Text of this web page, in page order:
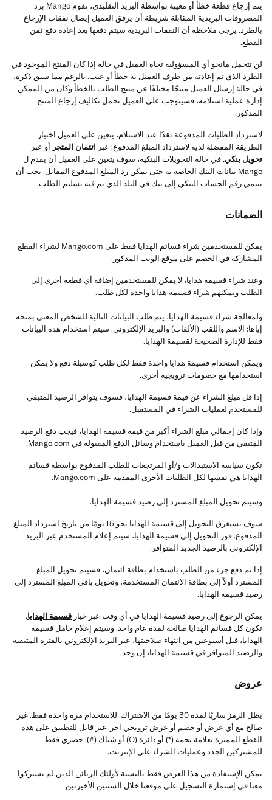
يتم إرجاع قطعة خطأ أو معيبة بواسطة البريد التقليدي، تقوم Mango برد
المصروفات البريدية المقابلة شريطة أن يرفق العميل إيصال نفقات الإرجاع
بالطرد. يرجى ملاحظة أن النفقات البريدية سيتم دفعها بعد إعادة دفع ثمن
القطع.
لن تتحمل مانجو أي المسؤولية تجاه العميل في حالة إذا كان المنتج الموجود في
الطرد الذي تم إعادته من طرف العميل به خطأ أو عيب. بالرغم مما سبق ذكره،
في حالة إرسال العميل منتجًا مختلفًا عن منتج الطلب بالخطأ وكان من الممكن
إدارة عملية استلامه، فسيتوجب على العميل تحمل تكاليف إرجاع المنتج
المذكور.
لاسترداد الطلبات المدفوعة نقدًا عند الاستلام، يتعين على العميل اختيار
الطريقة المفضلة لديه لاسترداد المبلغ المدفوع: عبر ائتمان المتجر أو عبر
تحويل بنكي.في حالة التحويلات البنكية، سوف يتعين على العميل أن يقدم ل
Mango بيانات البنك الخاصة به حتى يمكن رد المبلغ المدفوع المقابل. يجب أن
ينتمي رقم الحساب البنكي إلى بنك في البلد الذي تم فيه تسليم الطلب.
الضمانات
يمكن للمستخدمين شراء قسائم الهدايا فقط على Mango.com لشراء القطع
المشاركة في الخصم على موقع الويب المذكور.
وعند شراء قسيمة هدايا، لا يمكن للمستخدمين إضافة أي قطعة أخرى إلى
الطلب ويمكنهم شراء قسيمة هدايا واحدة لكل طلب.
ولمعالجة شراء قسيمة الهدايا، يتم طلب البيانات التالية للشخص المعني بمنحه
إياها: الاسم واللقب (الألقاب) والبريد الإلكتروني. سيتم استخدام هذه البيانات
فقط للإدارة الصحيحة لقسيمة الهدايا.
ويمكن استخدام قسيمة هدايا واحدة فقط لكل طلب كوسيلة دفع ولا يمكن
استخدامها مع خصومات ترويجية أخرى.
إذا قل مبلغ الشراء عن قيمة قسيمة الهدايا، فسوف يتوافر الرصيد المتبقي
للمستخدم لعمليات الشراء في المستقبل.
وإذا كان إجمالي مبلغ الشراء أكبر من قيمة قسيمة الهدايا، فيجب دفع الرصيد
المتبقي من قبل العميل باستخدام وسائل الدفع المقبولة في Mango.com.
تكون سياسة الاستبدالات و/أو المرتجعات للطلب المدفوع بواسطة قسائم
الهدايا هي نفسها لكل الطلبات الأخرى المقدمة على Mango.com.
وسيتم تحويل المبلغ المسترد إلى رصيد قسيمة الهدايا.
سوف يستغرق التحويل إلى قسيمة الهدايا نحو 15 يومًا من تاريخ استرداد المبلغ
المدفوع. فور التحويل إلى قسيمة الهدايا، سيتم إعلام المستخدم عبر البريد
الإلكتروني بالرصيد الجديد المتوافر.
إذا تم دفع جزء من الطلب باستخدام بطاقة ائتمان، فسيتم تحويل المبلغ
المسترد أولاً إلى بطاقة الائتمان المستخدمة، وتحويل باقي المبلغ المسترد إلى
رصيد قسيمة الهدايا.
يمكن الرجوع إلى رصيد قسيمة الهدايا في أي وقت عبر خيار قسيمة الهدايا.
تكون كل قسائم الهدايا صالحة لمدة عام واحد. وسيتم إعلام حامل قسيمة
الهدايا، قبل أسبوعين من انتهاء صلاحيتها، عبر البريد الإلكتروني بالفترة المتبقية
والرصيد المتوافر في قسيمة الهدايا، إن وجد.
عروض
يظل الرمز ساريًا لمدة 30 يومًا من الاشتراك. للاستخدام مرة واحدة فقط. غير
صالح مع أي عرض أو خصم أو عرض ترويجي آخر. غير قابل للتطبيق على هذه
القطع المميزة بعلامة نجمة (*) أو دائرة (O) أو شباك (#). حصري فقط
للمشتركين الجدد وعمليات الشراء على الإنترنت.
يمكن الإستفادة من هذا العرض فقط بالنسبة لأولئك الزبائن الذين.لم يشتركوا
معنا في إستمارة التسجيل على موقعنا خلال السنتين الأخيرتين